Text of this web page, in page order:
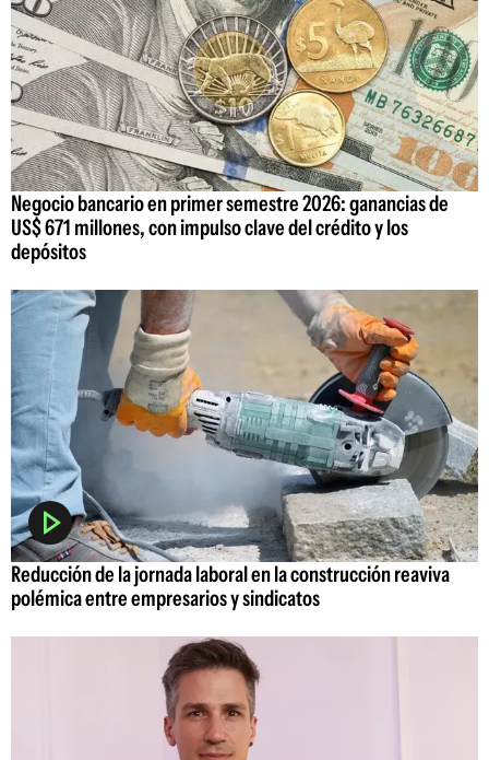
Negocio bancario en primer semestre 2026: ganancias de
US$ 671 millones, con impulso clave del crédito y los
depósitos
Reducción de la jornada laboral en la construcción reaviva
polémica entre empresarios y sindicatos